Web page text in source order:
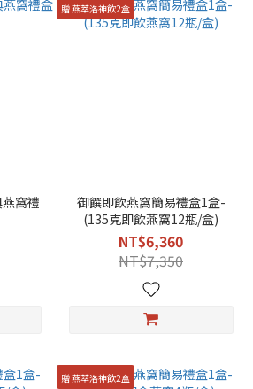
燕窩禮
贈 燕萃洛神飲2盒
御饌即飲燕窩簡易禮盒1盒-
(135克即飲燕窩12瓶/盒)
NT$6,360
NT$7,350
贈 燕萃洛神飲2盒